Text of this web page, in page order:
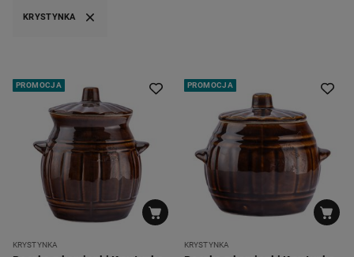
KRYSTYNKA
PROMOCJA
KRYSTYNKA
PROMOCJA
KRYSTYNKA